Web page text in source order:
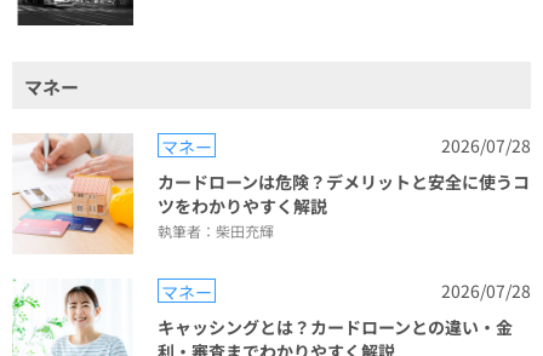
マネー
マネー
2026/07/28
カードローンは危険？デメリットと安全に使うコ
ツをわかりやすく解説
執筆者：柴田充輝
マネー
2026/07/28
キャッシングとは？カードローンとの違い・金